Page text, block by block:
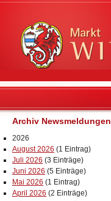
Archiv Newsmeldungen
2026
August 2026 (1 Eintrag)
Juli 2026 (3 Einträge)
Juni 2026 (5 Einträge)
Mai 2026 (1 Eintrag)
April 2026 (2 Einträge)